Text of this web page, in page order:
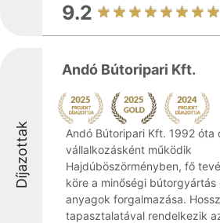
9.2
Díjazottak
Andó Bútoripari Kft.
Andó Bútoripari Kft. 1992 óta
vállalkozásként működik
Hajdúböszörményben, fő
köre a minőségi bútorgyártás
anyagok forgalmazása.
tapasztalatával rendelkezik